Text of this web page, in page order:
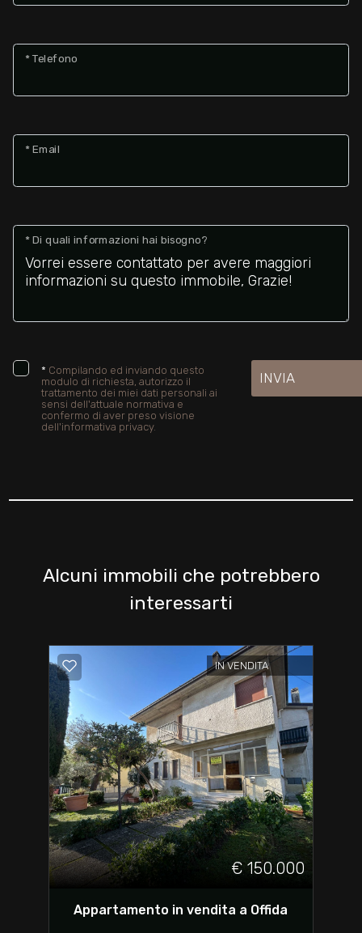
* Telefono
* Email
* Di quali informazioni hai bisogno?
* Compilando ed inviando questo
modulo di richiesta, autorizzo il
trattamento dei miei dati personali ai
sensi dell'attuale normativa e
confermo di aver preso visione
dell'informativa privacy.
INVIA
Alcuni immobili che potrebbero
interessarti
IN VENDITA
€ 150.000
Appartamento in vendita a Offida